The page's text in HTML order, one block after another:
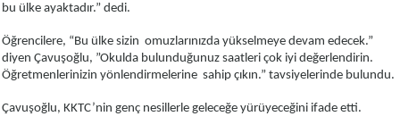
bu ülke ayaktadır.” dedi.
Öğrencilere, “Bu ülke sizin omuzlarınızda yükselmeye devam edecek.”
diyen Çavuşoğlu, ”Okulda bulunduğunuz saatleri çok iyi değerlendirin.
Öğretmenlerinizin yönlendirmelerine sahip çıkın.” tavsiyelerinde bulundu.
Çavuşoğlu, KKTC’nin genç nesillerle geleceğe yürüyeceğini ifade etti.